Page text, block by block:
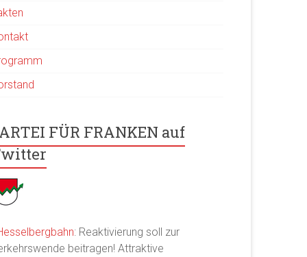
FÜR FRANKEN auf
: Reaktivierung soll zur
beitragen! Attraktive